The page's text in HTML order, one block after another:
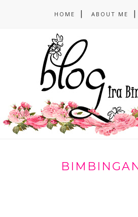
HOME ABOUT ME